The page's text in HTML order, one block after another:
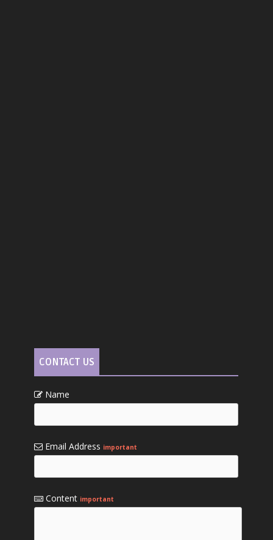
CONTACT US
Name
Email Address important
Content important